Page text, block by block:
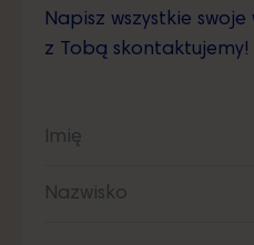
Napisz wszystkie
z Tobą skontaktujemy!